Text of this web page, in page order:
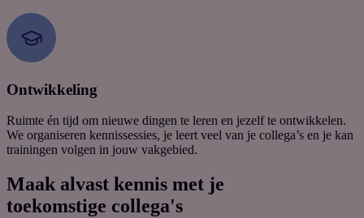
Ontwikkeling
Ruimte én tijd om nieuwe dingen te leren en jezelf te ontwikkelen.
We organiseren kennissessies, je leert veel van je collega’s en je kan
trainingen volgen in jouw vakgebied.
Maak alvast kennis met je
toekomstige collega's